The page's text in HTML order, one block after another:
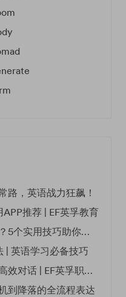
路，英语战力狂飙！
推荐 | EF英孚教育
普通打工人如何高效学英语？5个实用技巧助你突破职场瓶颈
| 英语学习必备技巧
职场沟通秘籍：如何与领导高效对话 | EF英孚职场指南
到降落的全流程表达